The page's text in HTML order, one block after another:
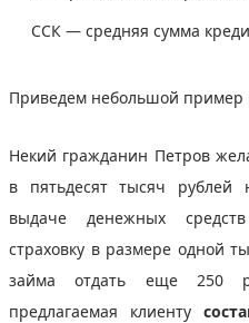
ССК — средняя сумма
Приведем небольшой пример
Некий гражданин Петров
в пятьдесят тысяч рублей
выдаче денежных
страховку в размере одной
займа отдать еще 250
предлагаемая клиенту